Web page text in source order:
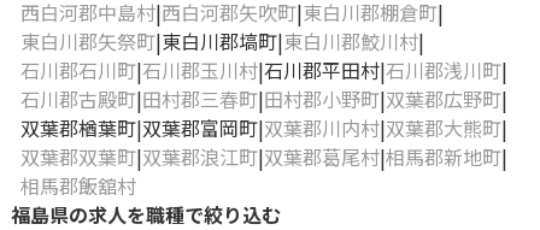
西白河郡中島村 西白河郡矢吹町 東白川郡棚倉町
東白川郡矢祭町 東白川郡塙町 東白川郡鮫川村
石川郡石川町 石川郡玉川村 石川郡平田村 石川郡浅川町
石川郡古殿町 田村郡三春町 田村郡小野町 双葉郡広野町
双葉郡楢葉町 双葉郡富岡町 双葉郡川内村 双葉郡大熊町
双葉郡双葉町 双葉郡浪江町 双葉郡葛尾村 相馬郡新地町
相馬郡飯舘村
福島県の求人を職種で絞り込む